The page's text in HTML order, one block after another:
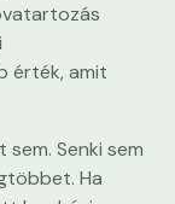
érték, amit
Senki sem
Ha